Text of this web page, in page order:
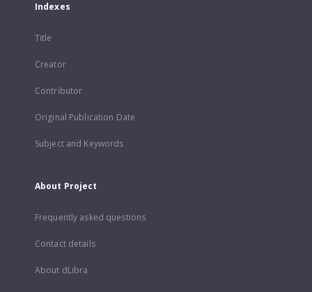
Indexes
Title
Creator
Contributor
Original Publication Date
Subject and Keywords
About Project
Frequently asked questions
Contact details
About dLibra